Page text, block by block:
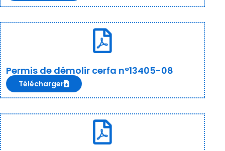
Permis de démolir cerfa n°13405-08
Télécharger